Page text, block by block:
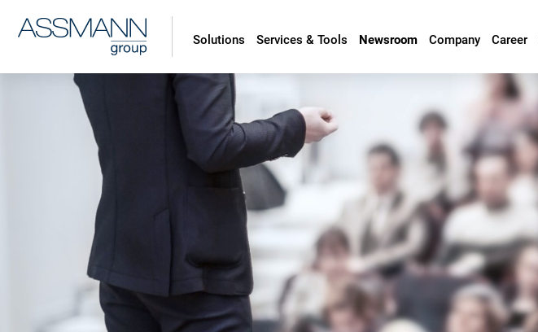
Solutions Services & Tools Newsroom Company Career